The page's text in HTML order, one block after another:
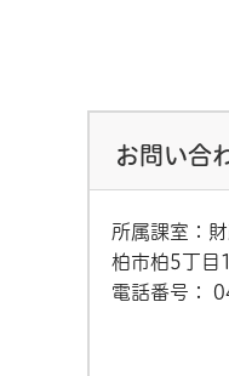
お問い合
所属課室：
柏市柏5丁目
電話番号：